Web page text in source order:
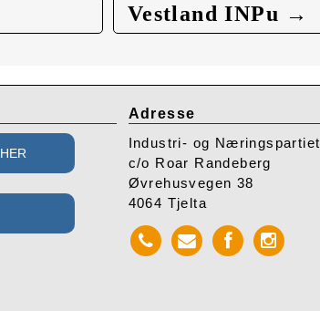
Vestland INPu →
Adresse
Industri- og Næringspartiet
c/o Roar Randeberg
Øvrehusvegen 38
4064 Tjelta
Call
INP
Send
mail
Facebook
INP